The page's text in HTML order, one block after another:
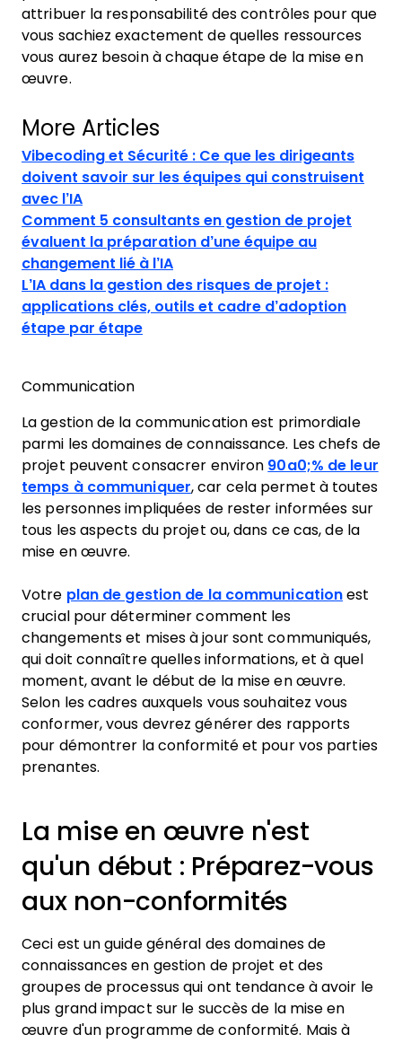
attribuer la responsabilité des contrôles pour que
vous sachiez exactement de quelles ressources
vous aurez besoin à chaque étape de la mise en
œuvre.
More Articles
Vibecoding et Sécurité : Ce que les dirigeants
doivent savoir sur les équipes qui construisent
avec l’IA
Comment 5 consultants en gestion de projet
évaluent la préparation d’une équipe au
changement lié à l’IA
L’IA dans la gestion des risques de projet :
applications clés, outils et cadre d’adoption
étape par étape
Communication
La gestion de la communication est primordiale
parmi les domaines de connaissance. Les chefs de
projet peuvent consacrer environ 90a0;% de leur
temps à communiquer, car cela permet à toutes
les personnes impliquées de rester informées sur
tous les aspects du projet ou, dans ce cas, de la
mise en œuvre.
Votre plan de gestion de la communication est
crucial pour déterminer comment les
changements et mises à jour sont communiqués,
qui doit connaître quelles informations, et à quel
moment, avant le début de la mise en œuvre.
Selon les cadres auxquels vous souhaitez vous
conformer, vous devrez générer des rapports
pour démontrer la conformité et pour vos parties
prenantes.
La mise en œuvre n'est
qu'un début : Préparez-vous
aux non-conformités
Ceci est un guide général des domaines de
connaissances en gestion de projet et des
groupes de processus qui ont tendance à avoir le
plus grand impact sur le succès de la mise en
œuvre d'un programme de conformité. Mais à